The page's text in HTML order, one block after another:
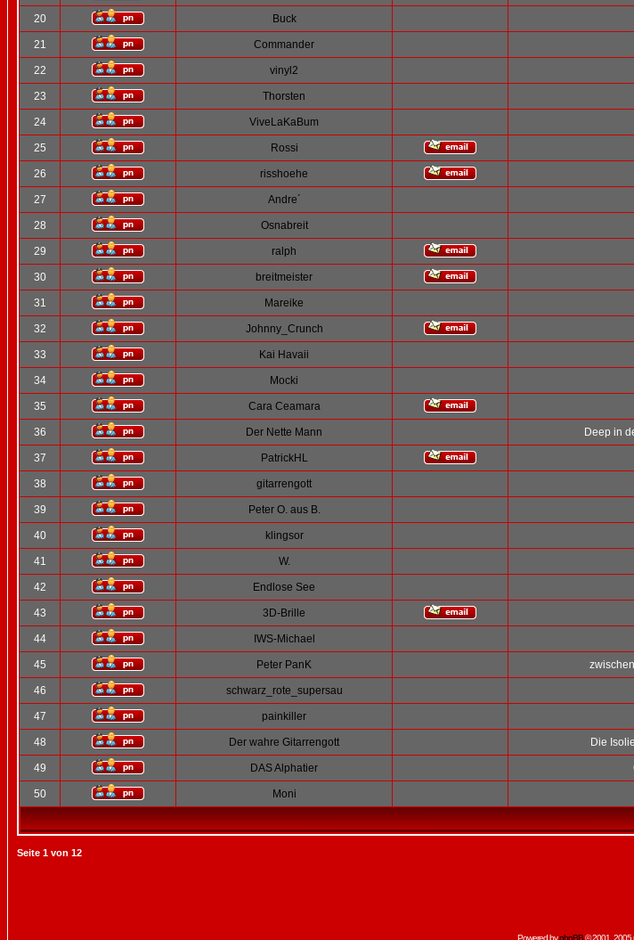
20 Buck
21 Commander
22 vinyl2
23 Thorsten
24 ViveLaKaBum
25 Rossi
26 risshoehe
27 Andre´
28 Osnabreit
29 ralph
30 breitmeister
31 Mareike
32 Johnny_Crunch
33 Kai Havaii
34 Mocki
35 Cara Ceamara
36 Der Nette Mann Deep in
37 PatrickHL
38 gitarrengott
39 Peter O. aus B.
40 klingsor
41 W.
42 Endlose See
43 3D-Brille
44 IWS-Michael
45 Peter PanK
46 schwarz_rote_supersau
47 painkiller
48 Der wahre Gitarrengott Die
49 DAS Alphatier
50 Moni
Seite 1 von 12
Powered byphpBB© 2001, 2005